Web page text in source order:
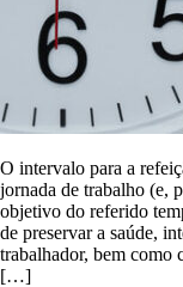
O intervalo para a
jornada de trabalho (e,
objetivo do referido
de preservar a saúde,
trabalhador, bem como
[…]